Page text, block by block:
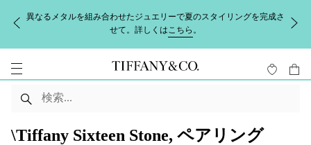
異なるメタルを組み合わせたジュエリーで夏のスタイリングを完成さ
せて。詳しくはこちら 。
\Tiffany Sixteen Stone, ペアリング